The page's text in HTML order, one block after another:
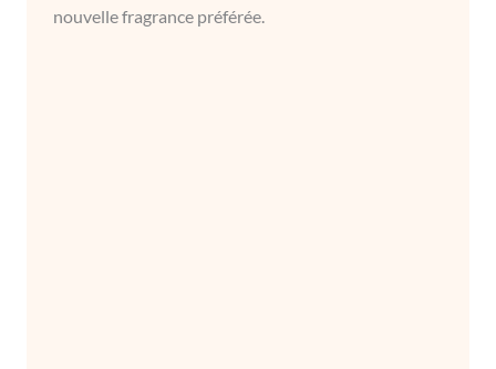
nouvelle fragrance préférée.